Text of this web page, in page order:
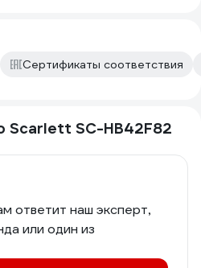
Сертификаты соответствия
Scarlett SC-HB42F82
ответит наш эксперт,
или один из